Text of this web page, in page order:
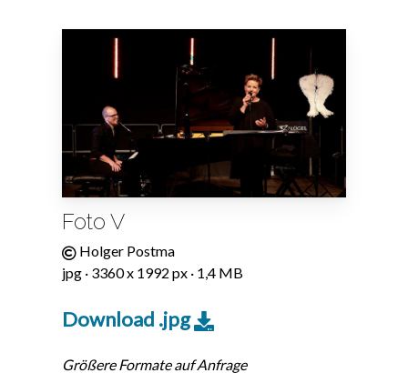
Foto V
Holger Postma
jpg · 3360 x 1992 px · 1,4 MB
Download .jpg
Größere Formate auf Anfrage